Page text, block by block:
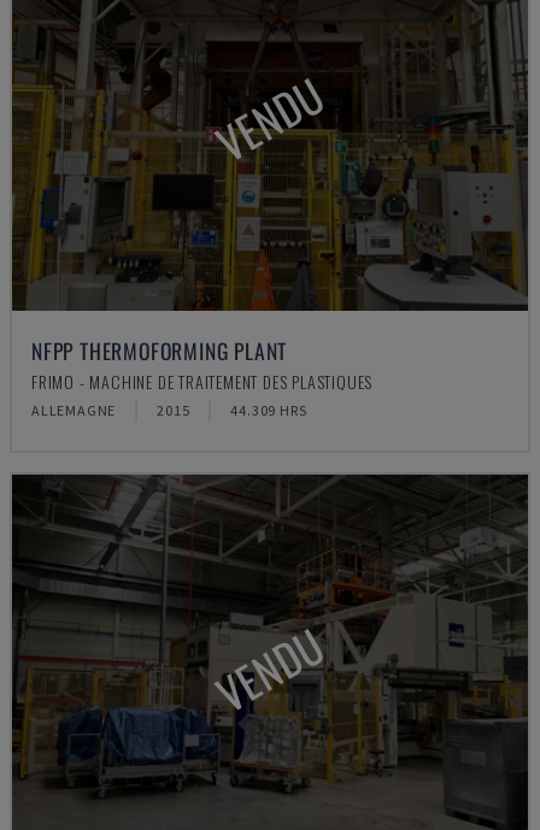
VENDU
NFPP THERMOFORMING PLANT
FRIMO - MACHINE DE TRAITEMENT DES PLASTIQUES
ALLEMAGNE 2015 44.309 HRS
VENDU